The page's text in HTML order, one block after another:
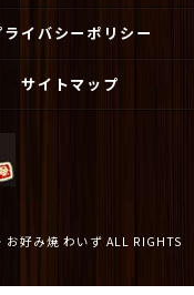
ライバシーポリシー
サイトマップ
好み焼 わいず ALL RIGHTS